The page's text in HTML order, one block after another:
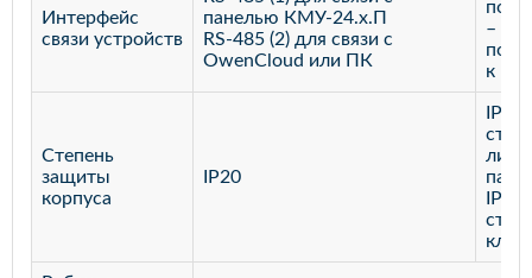
Интерфейс
связи устройств
панелью КМУ-24.х.П
RS-485 (2) для связи с
OwenCloud или ПК
– для
к
Степень
защиты
корпуса
IP20
IP65
IP20